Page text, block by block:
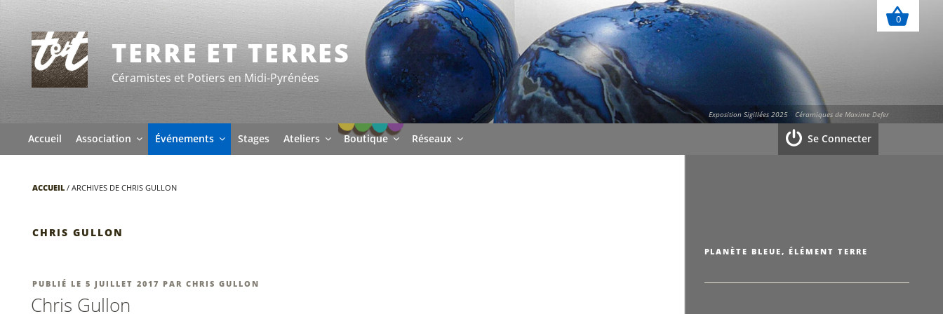
contenu
principal
Céramiques de Maxime Defer
Exposition Sigillées 2025
TERRE ET TERRES
Céramistes et Potiers en Midi-Pyrénées
Accueil Association Événements Stages Ateliers Boutique Réseaux Se Connecter
ACCUEIL / ARCHIVES DE CHRIS GULLON
CHRIS GULLON
PUBLIÉ LE PUBLIÉ
5 JUILLET 2017 PAR CHRIS GULLON
Chris Gullon
PLANÈTE BLEUE, ÉLÉMENT TERRE
0